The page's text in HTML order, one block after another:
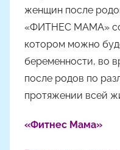
женщин после
«ФИТНЕС МАМА»
котором можно
беременности, во
после родов по
протяжении всей
«Фитнес Мама»